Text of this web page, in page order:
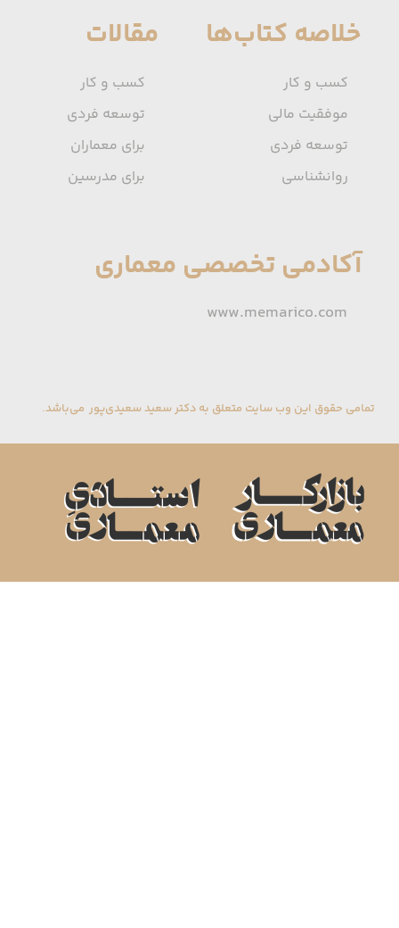
خلاصه کتاب‌ها
کسب و کار
موفقیت مالی
توسعه فردی
روانشناسی
مقالات
آکادمی تخصصی معماری
www.memarico.com
تمامی حقوق این وب سایت متعلق به دکتر سعید سعیدی‌پور می‌باشد.
کسب و کار
توسعه فردی
برای معماران
برای مدرسین